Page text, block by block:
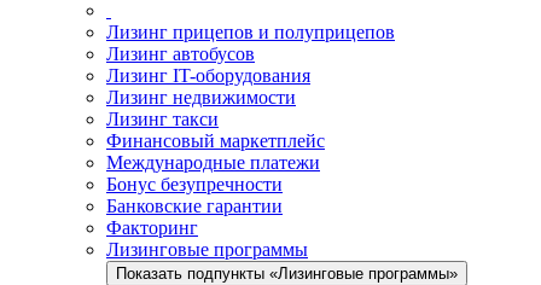
Лизинг прицепов и полуприцепов
Лизинг автобусов
Лизинг IT-оборудования
Лизинг недвижимости
Лизинг такси
Финансовый маркетплейс
Международные платежи
Бонус безупречности
Банковские гарантии
Факторинг
Лизинговые программы
Показать подпункты «Лизинговые программы»